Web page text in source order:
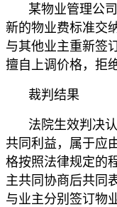
某物业管理公
新的物业费标准交
与其他业主重新签
擅自上调价格，拒
裁判结果
法院生效判决
共同利益，属于应
格按照法律规定的
主共同协商后共同
与业主分别签订物